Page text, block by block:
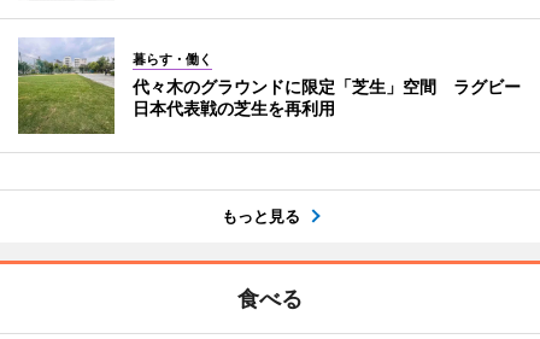
暮らす・働く
代々木のグラウンドに限定「芝生」空間 ラグビー
日本代表戦の芝生を再利用
もっと見る
食べる